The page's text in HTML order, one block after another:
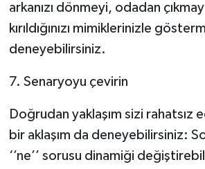
arkanızı dönmeyi, odadan
kırıldığınızı mimiklerinizle
deneyebilirsiniz.
7. Senaryoyu çevirin
Doğrudan yaklaşım sizi rahatsız
bir aklaşım da deneyebilirsiniz:
‘’ne’’ sorusu dinamiği